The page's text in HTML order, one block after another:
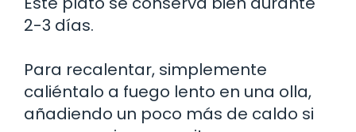
2-3 días.
Para recalentar, simplemente
caliéntalo a fuego lento en una olla,
añadiendo un poco más de caldo si